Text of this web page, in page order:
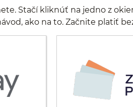
Stačí kliknúť na jedno z
ako na to. Začnite platiť